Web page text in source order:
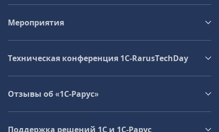
Мероприятия
Техническая конференция 1C‑RarusTechDay
Отзывы об «1С-Рарус»
Поддержка решений 1С и 1С‑Рарус